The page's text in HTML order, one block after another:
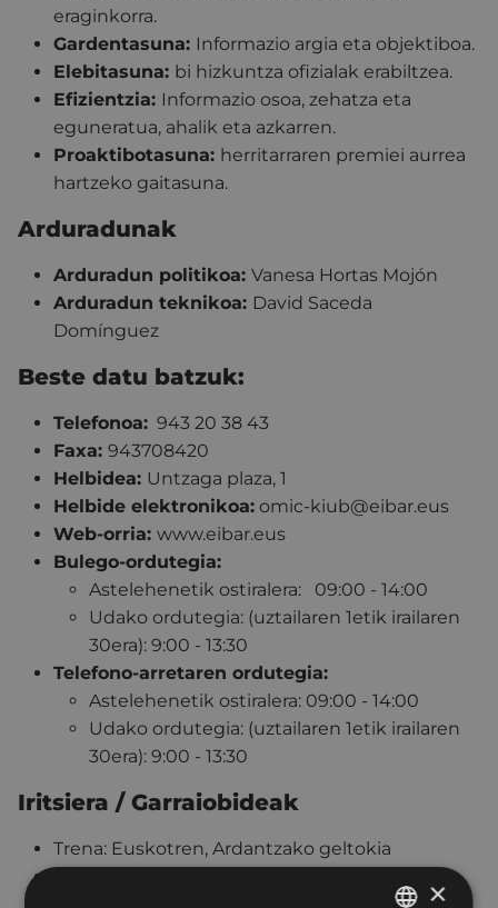
eraginkorra.
Gardentasuna: Informazio argia eta objektiboa.
Elebitasuna: bi hizkuntza ofizialak erabiltzea.
Efizientzia: Informazio osoa, zehatza eta
eguneratua, ahalik eta azkarren.
Proaktibotasuna: herritarraren premiei aurrea
hartzeko gaitasuna.
Arduradunak
Arduradun politikoa: Vanesa Hortas Mojón
Arduradun teknikoa: David Saceda
Domínguez
Beste datu batzuk:
Telefonoa: 943 20 38 43
Faxa: 943708420
Helbidea: Untzaga plaza, 1
Helbide elektronikoa: omic-kiub@eibar.eus
Web-orria: www.eibar.eus
Bulego-ordutegia:
Astelehenetik ostiralera: 09:00 - 14:00
Udako ordutegia: (uztailaren 1etik irailaren
30era): 9:00 - 13:30
Telefono-arretaren ordutegia:
Astelehenetik ostiralera: 09:00 - 14:00
Udako ordutegia: (uztailaren 1etik irailaren
30era): 9:00 - 13:30
Iritsiera / Garraiobideak
Trena: Euskotren, Ardantzako geltokia
Autobusa: Udalbus, Lurraldebus eta Bizkaibus.
Geltoki hurbilenak: Egogain, Untzaga eta San
×